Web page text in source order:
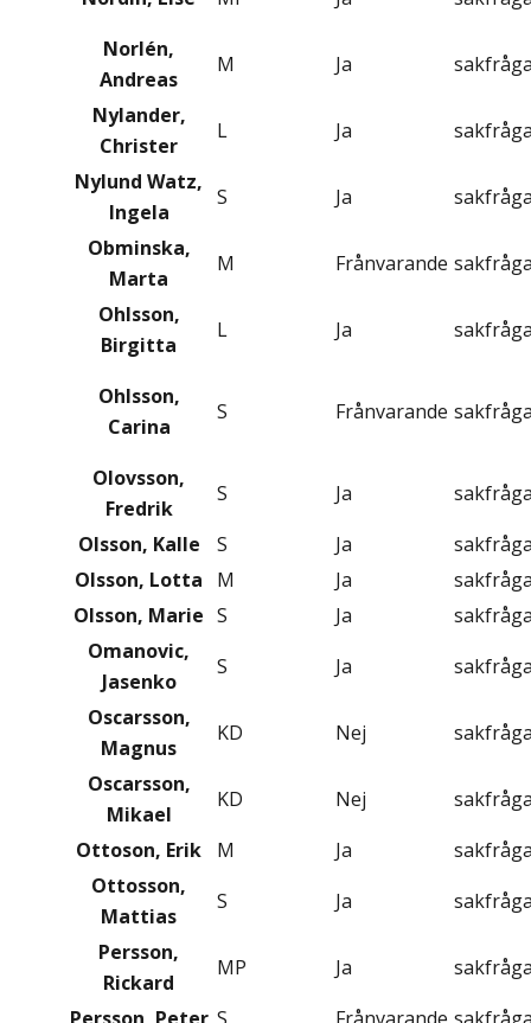
Norlén,
Andreas
M Ja
Nylander,
Christer
L Ja
Nylund Watz,
Ingela
S Ja
Obminska,
Marta
M Frånvarande
Ohlsson,
Birgitta
L Ja
Ohlsson,
Carina
S Frånvarande
Olovsson,
Fredrik
S Ja
Olsson, Kalle
S Ja
Olsson, Lotta
M Ja
Olsson, Marie S Ja
Omanovic,
Jasenko
S Ja
Oscarsson,
Magnus
KD Nej
Oscarsson,
Mikael
KD Nej
Ottoson, Erik
M Ja
Ottosson,
Mattias
S Ja
Persson,
Rickard
MP Ja